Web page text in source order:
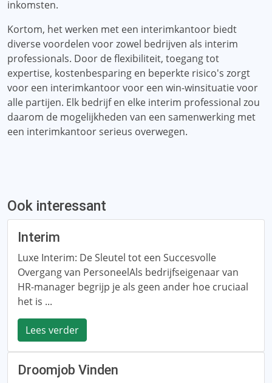
inkomsten.
Kortom, het werken met een interimkantoor biedt
diverse voordelen voor zowel bedrijven als interim
professionals. Door de flexibiliteit, toegang tot
expertise, kostenbesparing en beperkte risico's zorgt
voor een interimkantoor voor een win-winsituatie voor
alle partijen. Elk bedrijf en elke interim professional zou
daarom de mogelijkheden van een samenwerking met
een interimkantoor serieus overwegen.
Ook interessant
Interim
Luxe Interim: De Sleutel tot een Succesvolle
Overgang van PersoneelAls bedrijfseigenaar van
HR-manager begrijp je als geen ander hoe cruciaal
het is ...
Lees verder
Droomjob Vinden